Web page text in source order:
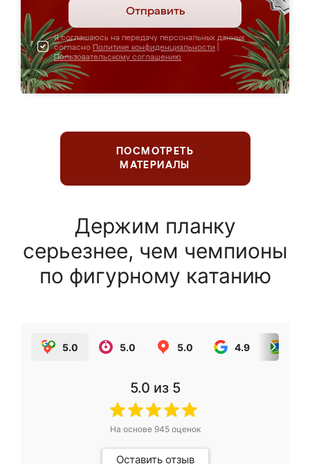
Отправить
Я соглашаюсь на передачу персональных данных
согласно Политике конфиденциальности
Пользовательскому соглашению
ПОСМОТРЕТЬ
МАТЕРИАЛЫ
Держим планку
серьезнее, чем чемпионы
по фигурному катанию
5.0 5.0 5.0 4.9
5.0 из 5
На основе 945оценок
Оставить отзыв